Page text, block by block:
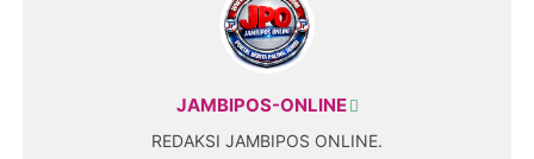
JAMBIPOS-ONLINE
REDAKSI JAMBIPOS ONLINE.